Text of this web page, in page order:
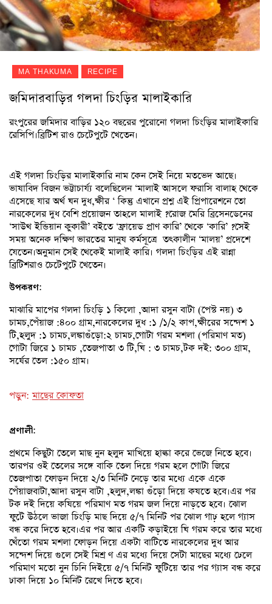
MA THAKUMA RECIPE
জমিদারবাড়ির গলদা চিংড়ির মালাইকারি
রংপুরের জমিদার বাড়ির ১২০ বছরের পুরোনো গলদা চিংড়ির মালাইকারি
রেসিপি।ব্রিটিশ রাও চেটেপুটে খেতেন।
এই গলদা চিংড়ির মালাইকারি নাম কেন সেই নিয়ে মতভেদ আছে।
ভাষাবিদ বিজন ভট্টাচার্য্য বলেছিলেন ‘মালাই আসলে ফরাসি বালাহ থেকে
এসেছে যার অর্থ ঘন দুধ,ক্ষীর ‘ কিন্তু এখানে প্রশ্ন এই প্রিপারেশনে তো
নারকেলের দুধ বেশি প্রয়োজন তাহলে মালাই ?রোজ মেরি ব্রিসেনডেনের
‘সাউথ ইন্ডিয়ান কুকারী’ বইতে ‘ফ্রায়েড প্রাণ কারি’ থেকে ‘কারি’ ?সেই
সময় অনেক দক্ষিণ ভারতের মানুষ কর্মসূত্রে তৎকালীন ‘মালয়’ প্রদেশে
যেতেন।অনুমান সেই থেকেই মালাই কারি। গলদা চিংড়ির এই রান্না
ব্রিটিশরাও চেটেপুটে খেতেন।
উপকরণ:
মাঝারি মাপের গলদা চিংড়ি ১ কিলো ,আদা রসুন বাটা (পেস্ট নয়) ৩
চামচ,পেঁয়াজ :৪০০ গ্রাম,নারকেলের দুধ :১ /১/২ কাপ,ক্ষীরের সন্দেশ ১
টি,হলুদ :১ চামচ,লঙ্কাগুঁড়ো:২ চামচ,গোটা গরম মশলা (পরিমাণ মত)
গোটা জিরে ১ চামচ ,তেজপাতা ৩ টি,ঘি : ৩ চামচ,টক দই: ৩০০ গ্রাম,
সর্ষের তেল :১৫০ গ্রাম।
পড়ুন:মাছের কোফতা
প্রণালী:
প্রথমে কিছুটা তেলে মাছ নুন হলুদ মাখিয়ে হাল্কা করে ভেজে নিতে হবে।
তারপর ওই তেলের সঙ্গে বাকি তেল দিয়ে গরম হলে গোটা জিরে
তেজপাতা ফোড়ন দিয়ে ২/৩ মিনিট নেড়ে তার মধ্যে একে একে
পেঁয়াজবাটা,আদা রসুন বাটা ,হলুদ,লঙ্কা গুঁড়ো দিয়ে কষতে হবে।এর পর
টক দই দিয়ে কষিয়ে পরিমাণ মত গরম জল দিয়ে নাড়তে হবে। ঝোল
ফুটে উঠলে ভাজা চিংড়ি মাছ দিয়ে ৫/৭ মিনিট পর ঝোল গাঢ় হলে গ্যাস
বন্ধ করে দিতে হবে।এর পর আর একটি কড়াইয়ে ঘি গরম করে তার মধ্যে
থেঁতো গরম মশলা ফোড়ন দিয়ে একটা বাটিতে নারকেলের দুধ আর
সন্দেশ দিয়ে গুলে সেই মিশ্র ণ এর মধ্যে দিয়ে সেটা মাছের মধ্যে ঢেলে
পরিমাণ মতো নুন চিনি দিইয়ে ৫/৭ মিনিট ফুটিয়ে তার পর গ্যাস বন্ধ করে
ঢাকা দিয়ে ১০ মিনিট রেখে দিতে হবে।